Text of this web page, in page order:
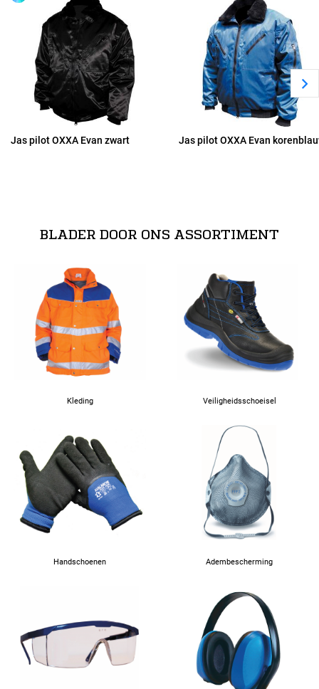
Jas pilot OXXA Evan zwart Jas pilot OXXA Evan
BLADER DOOR ONS ASSORTIMENT
Kleding Veiligheidsschoeisel
Handschoenen Adembescherming